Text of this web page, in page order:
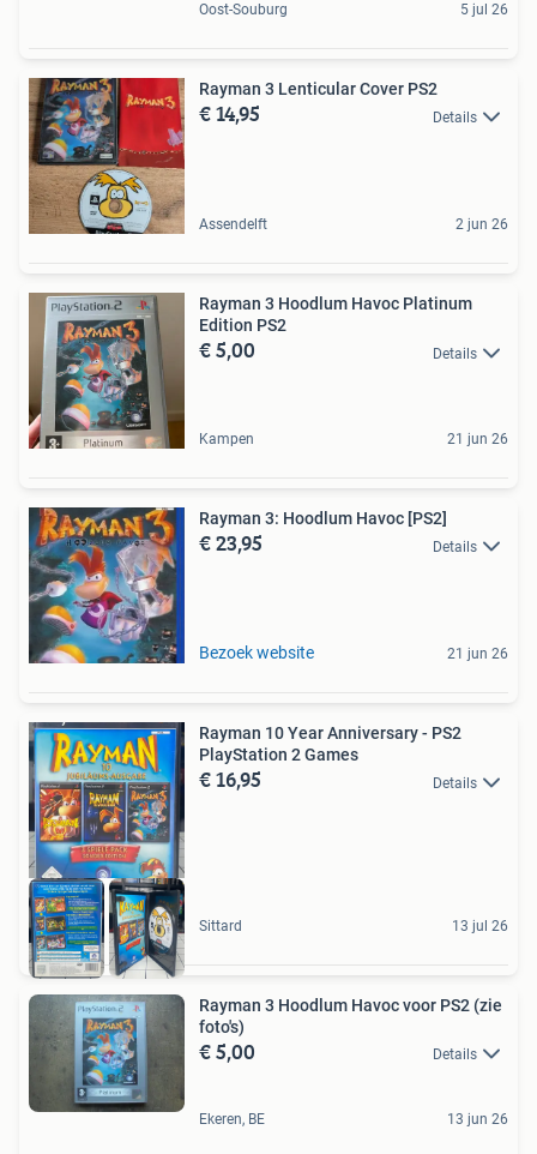
Oost-Souburg 5 jul 26
Rayman 3 Lenticular Cover PS2
€ 14,95 Details
Assendelft 2 jun 26
Rayman 3 Hoodlum Havoc Platinum
Edition PS2
€ 5,00 Details
Kampen 21 jun 26
Rayman 3: Hoodlum Havoc [PS2]
€ 23,95 Details
Bezoek website 21 jun 26
Rayman 10 Year Anniversary - PS2
PlayStation 2 Games
€ 16,95 Details
Sittard 13 jul 26
Rayman 3 Hoodlum Havoc voor PS2 (zie
foto's)
€ 5,00 Details
Ekeren, BE 13 jun 26